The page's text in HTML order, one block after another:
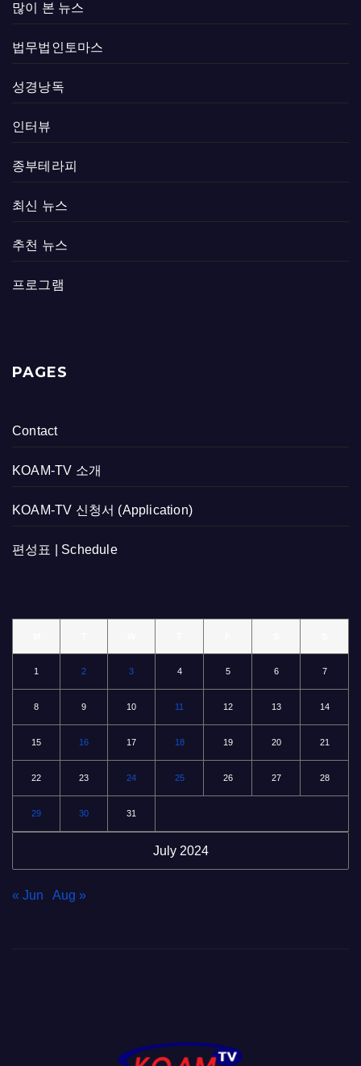
많이 본 뉴스
법무법인토마스
성경낭독
인터뷰
종부테라피
최신 뉴스
추천 뉴스
프로그램
PAGES
Contact
KOAM-TV 소개
KOAM-TV 신청서 (Application)
편성표 | Schedule
July 2024
1 2 3 4 5 6 7
8 9 10 11 12 13 14
15 16 17 18 19 20 21
22 23 24 25 26 27 28
29 30 31
« Jun Aug »